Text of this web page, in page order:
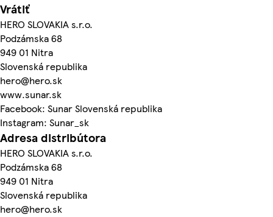
Vrátiť
HERO SLOVAKIA s.r.o.
Podzámska 68
949 01 Nitra
Slovenská republika
hero@hero.sk
www.sunar.sk
Facebook: Sunar Slovenská republika
Instagram: Sunar_sk
Adresa distribútora
HERO SLOVAKIA s.r.o.
Podzámska 68
949 01 Nitra
Slovenská republika
hero@hero.sk